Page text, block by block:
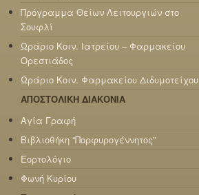
Πρόγραμμα Θείων Λειτουργιών στο
Σουφλί
Ωράριο Κοιν. Ιατρείου – Φαρμακείου
Ορεστιάδος
Ωράριο Κοιν. Φαρμακείου Διδυμοτείχου
ΑΠΟΣΤΟΛΙΚΗ ΔΙΑΚΟΝΙΑ
Αγία Γραφή
Βιβλιοθήκη “Πορφυρογέννητος”
Εορτολόγιο
Φωνή Κυρίου